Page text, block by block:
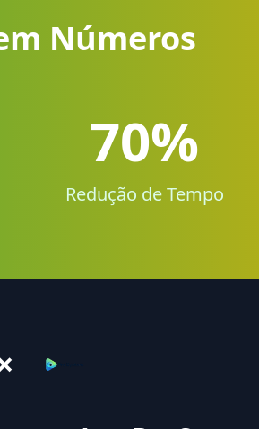
Números
70%
Redução de Tempo